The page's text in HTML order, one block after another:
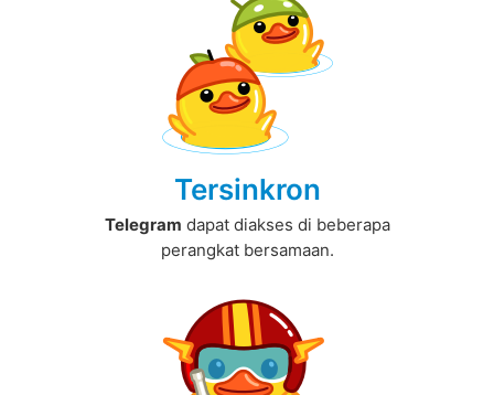
Tersinkron
Telegram dapat diakses di beberapa
perangkat bersamaan.